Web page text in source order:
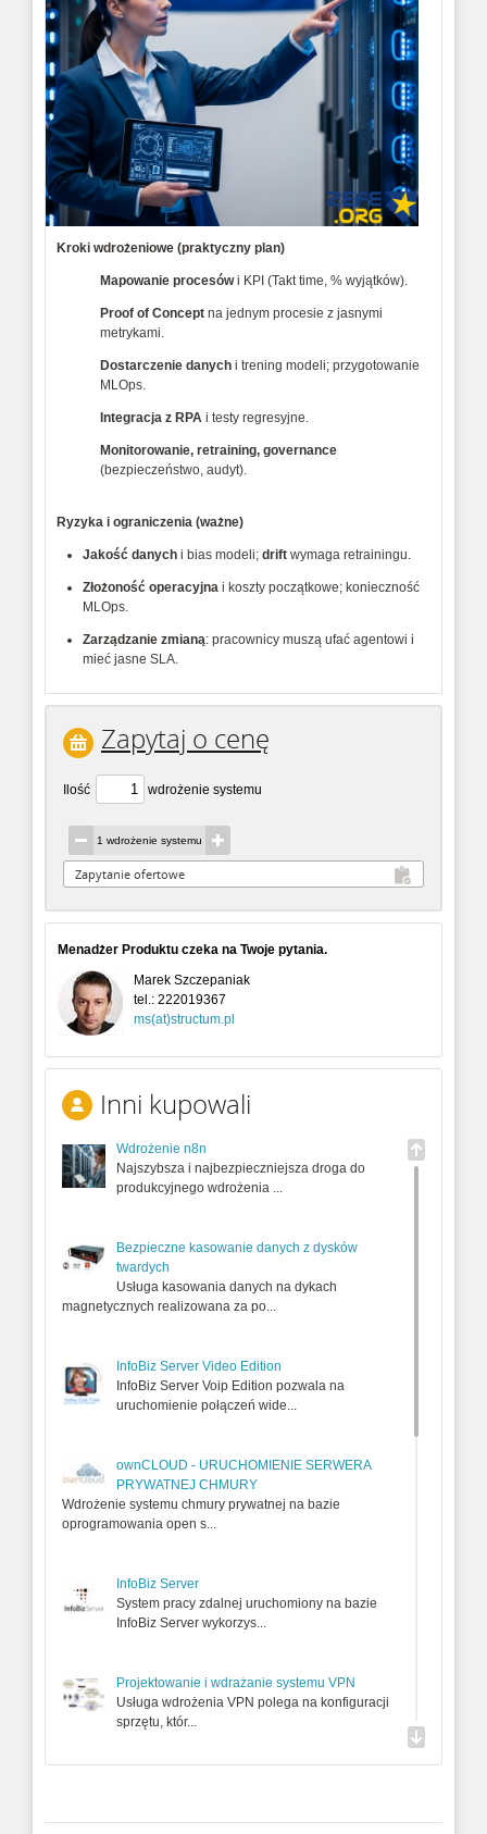
Kroki wdrożeniowe (praktyczny plan)
Mapowanie procesów i KPI (Takt time, % wyjątków).
Proof of Concept na jednym procesie z jasnymi
metrykami.
Dostarczenie danych i trening modeli; przygotowanie
MLOps.
Integracja z RPA i testy regresyjne.
Monitorowanie, retraining, governance
(bezpieczeństwo, audyt).
Ryzyka i ograniczenia (ważne)
Jakość danych i bias modeli; drift wymaga retrainingu.
Złożoność operacyjna i koszty początkowe; konieczność
MLOps.
Zarządzanie zmianą: pracownicy muszą ufać agentowi i
mieć jasne SLA.
Zapytaj o cenę
Ilość wdrożenie systemu
1 wdrożenie systemu
Menadżer Produktu czeka na Twoje pytania.
Marek Szczepaniak
tel.: 222019367
ms(at)structum.pl
Inni kupowali
Wdrożenie n8n
Najszybsza i najbezpieczniejsza droga do
produkcyjnego wdrożenia ...
Bezpieczne kasowanie danych z dysków
twardych
Usługa kasowania danych na dykach
magnetycznych realizowana za po...
InfoBiz Server Video Edition
InfoBiz Server Voip Edition pozwala na
uruchomienie połączeń wide...
ownCLOUD - URUCHOMIENIE SERWERA
PRYWATNEJ CHMURY
Wdrożenie systemu chmury prywatnej na bazie
oprogramowania open s...
InfoBiz Server
System pracy zdalnej uruchomiony na bazie
InfoBiz Server wykorzys...
Projektowanie i wdrażanie systemu VPN
Usługa wdrożenia VPN polega na konfiguracji
sprzętu, któr...
oprogramowania ASTERISK. Usługa ...